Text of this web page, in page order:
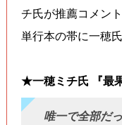
チ氏が推薦コメント
単行本の帯に一穂
★一穂ミチ氏 『最
唯一で全部だ